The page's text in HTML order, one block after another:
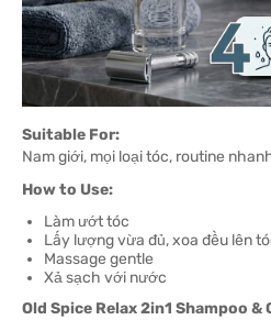
Suitable For:
Nam giới, mọi loại tóc, routine
How to Use:
Làm ướt tóc
Lấy lượng vừa đủ, xoa đều lên
Massage gentle
Xả sạch với nước
Old Spice Relax 2in1 Shampoo